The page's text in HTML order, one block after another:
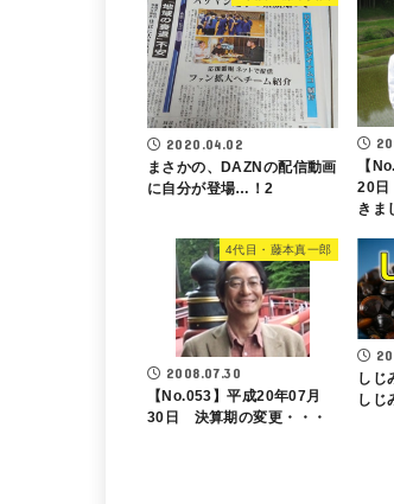
2020.04.02
まさかの、DAZNの配信動画
に自分が登場…！2
【
20日
きま
4代目・藤本真一郎
2008.07.30
【No.053】平成20年07月
30日 決算期の変更・・・
しじ
しじ